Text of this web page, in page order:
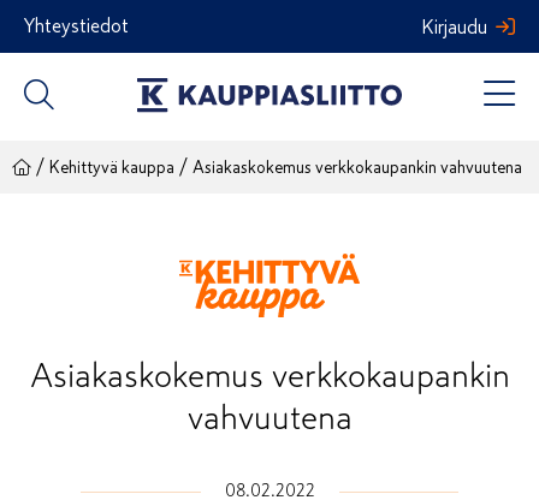
Siirry
sisältöön
Yhteystiedot Kirjaudu
/ Kehittyvä kauppa / Asiakaskokemus verkkokaupankin vahvuutena
Asiakaskokemus verkkokaupankin
vahvuutena
08.02.2022